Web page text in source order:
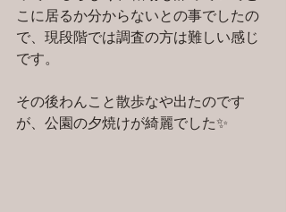
こに居るか分からないとの事でしたの
で、現段階では調査の方は難しい感じ
です。
その後わんこと散歩なや出たのです
が、公園の夕焼けが綺麗でした✨